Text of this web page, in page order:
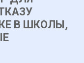
В ШКОЛЫ,